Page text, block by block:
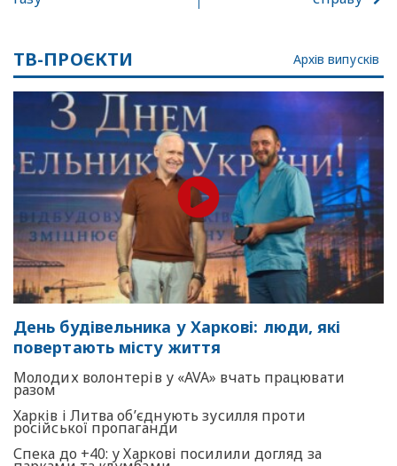
ТВ-ПРОЄКТИ Архів випусків
День будівельника у Харкові: люди, які
повертають місту життя
Молодих волонтерів у «AVA» вчать працювати
разом
Харків і Литва об’єднують зусилля проти
російської пропаганди
Спека до +40: у Харкові посилили догляд за